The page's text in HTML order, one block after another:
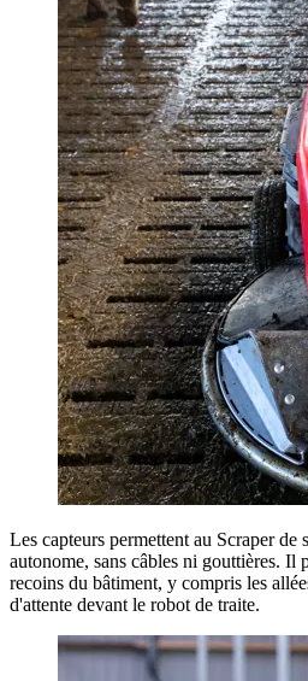
Les capteurs permettent au Scraper de
autonome, sans câbles ni gouttières. Il
recoins du bâtiment, y compris les
d'attente devant le robot de traite.